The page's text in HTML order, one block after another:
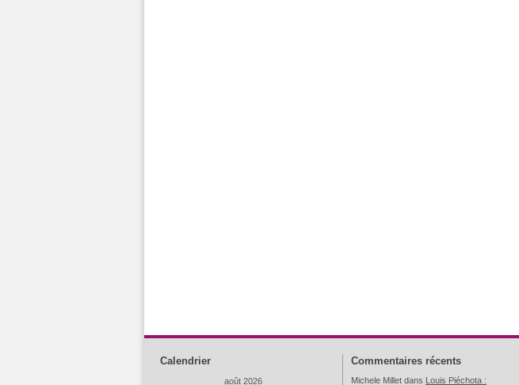
Calendrier
août 2026
Commentaires récents
Michele Millet dans Louis Piéchota :